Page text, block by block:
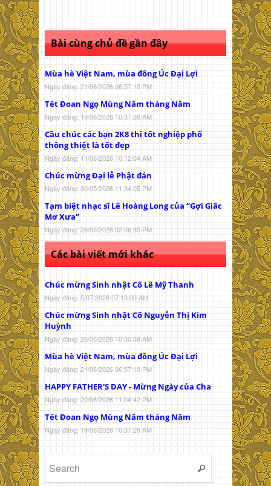
Bài cùng chủ đề gần đây
Mùa hè Việt Nam, mùa đông Úc Đại Lợi
Ngày đăng: 21/06/2026 06:57:10 PM
Tết Đoan Ngọ Mùng Năm tháng Năm
Ngày đăng: 19/06/2026 10:37:26 AM
Cầu chúc các bạn 2K8 thi tốt nghiệp phổ
thông thiệt là tốt đẹp
Ngày đăng: 11/06/2026 10:12:04 AM
Chúc mừng Đại lễ Phật đản
Ngày đăng: 30/05/2026 11:34:05 PM
Tạm biệt nhạc sĩ Lê Hoàng Long của “Gợi Giấc
Mơ Xưa”
Ngày đăng: 28/05/2026 02:06:35 PM
Các bài viết mới khác
Chúc mừng Sinh nhật Cô Lê Mỹ Thanh
Ngày đăng: 5/07/2026 07:13:00 AM
Chúc mừng Sinh nhật Cô Nguyễn Thị Kim
Huỳnh
Ngày đăng: 26/06/2026 10:30:38 AM
Mùa hè Việt Nam, mùa đông Úc Đại Lợi
Ngày đăng: 21/06/2026 06:57:10 PM
HAPPY FATHER'S DAY - Mừng Ngày của Cha
Ngày đăng: 20/06/2026 11:04:42 PM
Tết Đoan Ngọ Mùng Năm tháng Năm
Ngày đăng: 19/06/2026 10:37:26 AM